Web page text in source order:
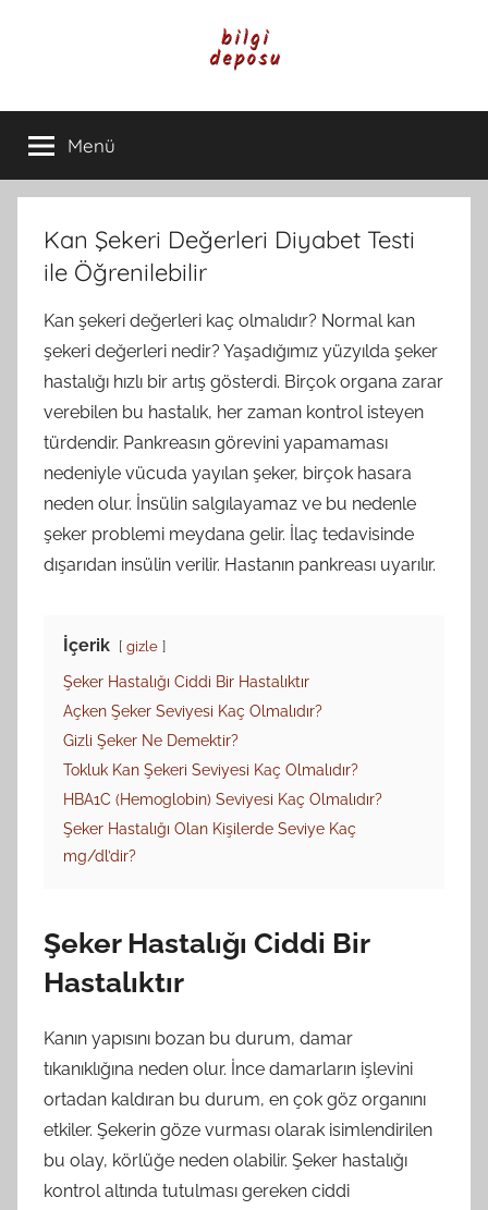
Bilgi
Deposu
Günlük
Yaşam
ve
Rehber
İçerikleri
Menü
Kan Şekeri Değerleri Diyabet Testi
ile Öğrenilebilir
Kan şekeri değerleri kaç olmalıdır? Normal kan
şekeri değerleri nedir? Yaşadığımız yüzyılda şeker
hastalığı hızlı bir artış gösterdi. Birçok organa zarar
verebilen bu hastalık, her zaman kontrol isteyen
türdendir. Pankreasın görevini yapamaması
nedeniyle vücuda yayılan şeker, birçok hasara
neden olur. İnsülin salgılayamaz ve bu nedenle
şeker problemi meydana gelir. İlaç tedavisinde
dışarıdan insülin verilir. Hastanın pankreası uyarılır.
İçerik gizle
Şeker Hastalığı Ciddi Bir Hastalıktır
Açken Şeker Seviyesi Kaç Olmalıdır?
Gizli Şeker Ne Demektir?
Tokluk Kan Şekeri Seviyesi Kaç Olmalıdır?
HBA1C (Hemoglobin) Seviyesi Kaç Olmalıdır?
Şeker Hastalığı Olan Kişilerde Seviye Kaç
mg/dl’dir?
Şeker Hastalığı Ciddi Bir
Hastalıktır
Kanın yapısını bozan bu durum, damar
tıkanıklığına neden olur. İnce damarların işlevini
ortadan kaldıran bu durum, en çok göz organını
etkiler. Şekerin göze vurması olarak isimlendirilen
bu olay, körlüğe neden olabilir. Şeker hastalığı
kontrol altında tutulması gereken ciddi